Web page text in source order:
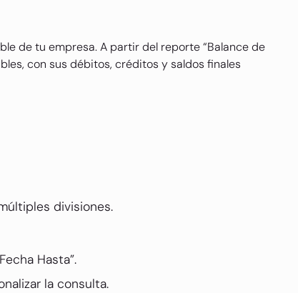
de tu empresa. A partir del reporte “Balance de
con sus débitos, créditos y saldos finales
divisiones.
Hasta”.
la consulta.